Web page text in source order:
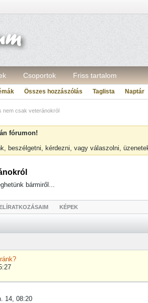
Csoportok Friss tartalom
Összes hozzászólás Taglista Naptár
nem csak veteránokról
fórumon!
beszélgetni, kérdezni, vagy válaszolni,
bármiről...
KÉPEK
14, 08:20